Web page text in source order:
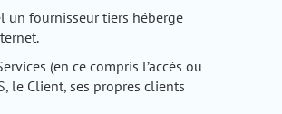
fournisseur tiers héberge
(en ce compris l’accès ou
le Client, ses propres clients